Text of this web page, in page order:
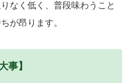
なく低く、普段味わうこと
が昂ります。
事】